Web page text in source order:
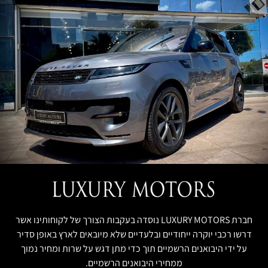
חברת LUXURY MOTORS נוסדה בעקבות הצורך של לקוחותינו אשר
דרשו רכבי יוקרה ייחודיים ובלעדיים שלא מיובאים לארץ באופן סדיר
על ידי היבואנים הרשמיים תוך כדי מתן דגש על שרות ומחיר נמוך
ממחירי היבואנים הרשמיים.